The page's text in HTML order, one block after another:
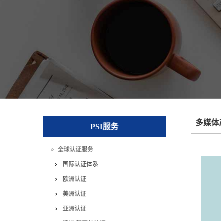
多媒
PSI服务
全球认证服务
国际认证体系
欧洲认证
美洲认证
亚洲认证